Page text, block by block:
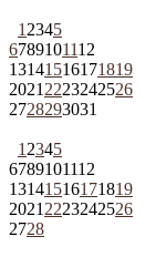
1 2345
6789101112
13141516171819
2021 2223242526
2728293031
1 2345
6789101112
13141516171819
2021 2223242526
2728